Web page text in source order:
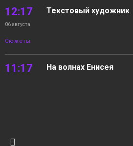
12:17
06 августа
Сюжеты
Текстовый художник
11:17 На волнах Енисея
06 августа